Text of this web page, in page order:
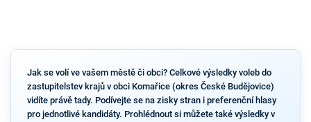
Jak se volí ve vašem městě či obci? Celkové výsledky voleb do
zastupitelstev krajů v obci Komařice (okres České Budějovice)
vidíte právě tady. Podívejte se na zisky stran i preferenční hlasy
pro jednotlivé kandidáty. Prohlédnout si můžete také výsledky v